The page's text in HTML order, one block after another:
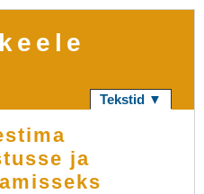
Tekstid ▼
ja